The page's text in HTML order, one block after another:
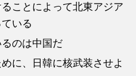
ことによって北東アジア
いる
のは中国だ
に、日韓に核武装させよ